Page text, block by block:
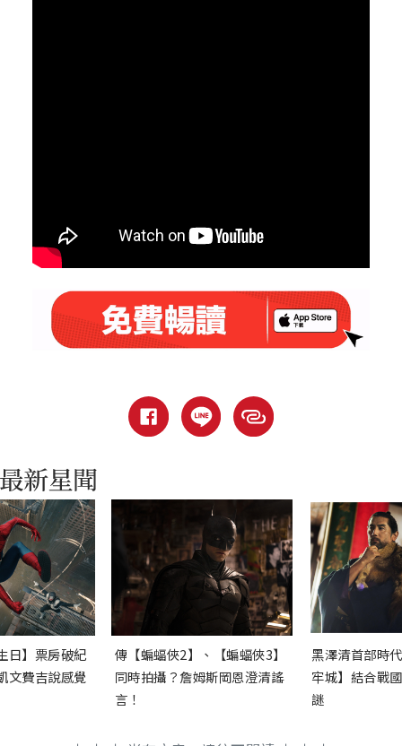
日】票房破紀
文費吉說感覺
傳【蝙蝠俠2】、【蝙蝠俠3】
同時拍攝？詹姆斯岡恩澄清謠
言！
黑澤清首部時
牢城】結合戰
謎